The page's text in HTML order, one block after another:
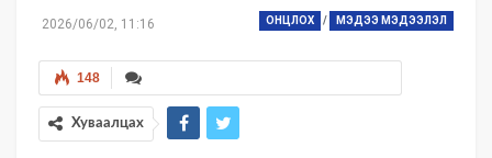
ОНЦЛОХ / МЭДЭЭ МЭДЭЭЛЭЛ
2026/06/02, 11:16
148
Хуваалцах